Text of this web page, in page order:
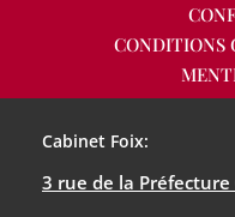
CONDITIONS
Cabinet Foix:
3 rue de la Préfecture